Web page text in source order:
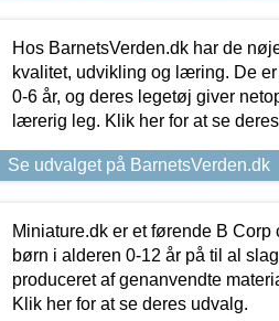
Hos BarnetsVerden.dk har de
kvalitet, udvikling og læring. De
0-6 år, og deres legetøj giver
lærerig leg. Klik her for at se
Se udvalget på BarnetsVerden.dk
Miniature.dk er et førende B
børn i alderen 0-12 år på til al
produceret af genanvendte
Klik her for at se deres udvalg.